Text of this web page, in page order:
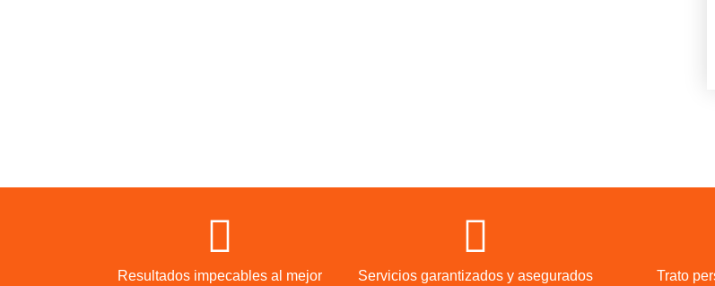
Resultados impecables al mejor
Servicios garantizados y asegurados
Trato